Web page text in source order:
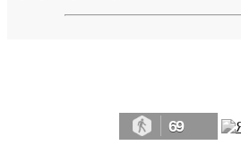
69